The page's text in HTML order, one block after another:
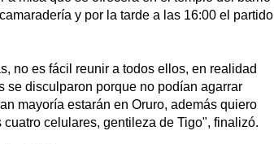
y por la tarde a las 16:00 el partido
no es fácil reunir a todos ellos, en realidad
se disculparon porque no podían agarrar
mayoría estarán en Oruro, además quiero
celulares, gentileza de Tigo", finalizó.